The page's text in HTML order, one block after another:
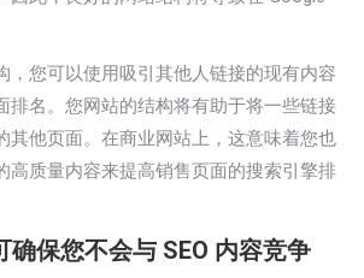
，您可以使用吸引其他人链接的现有内容
排名。您网站的结构将有助于将一些链接
其他页面。在商业网站上，这意味着您也
高质量内容来提高销售页面的搜索引擎排
确保您不会与 SEO 内容竞争